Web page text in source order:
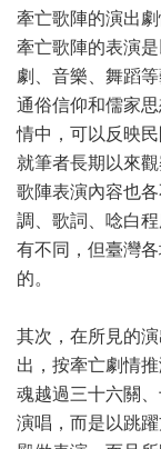
牽亡歌陣的演出
牽亡歌陣的表演
劇、音樂、舞蹈
通俗信仰和儒家
情中，可以反映
就筆者長期以來
歌陣表演內容也
調、歌詞、唸白
有不同，但臺灣
的。
其次，在所見的
出，按牽亡劇情
魂越過三十六關
演唱，而是以跳